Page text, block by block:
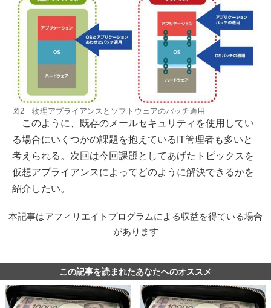
図2 物理アプライアンスとソフトウェアのパッチ適用
このように、既存のメールセキュリティを使用してい
る場合にいくつかの課題を抱えているIT管理者も多いと
考えられる。次回は今回課題としてあげたトピックスを
仮想アプライアンスによってどのように解決できるかを
紹介したい。
本記事はアフィリエイトプログラムによる収益を得ている場合
があります
この記事を読まれたあなたへのオススメ